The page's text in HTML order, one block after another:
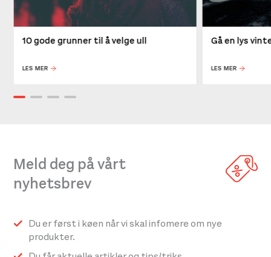
10 gode grunner til å velge ull
LES MER
Gå en lys
LES MER
Meld deg på vårt
nyhetsbrev
Du er først i køen når vi skal infomere om nye
produkter.